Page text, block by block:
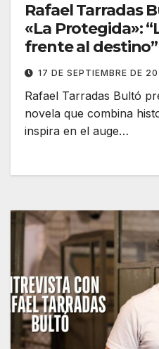
Rafael Tarradas
«La Protegida»:
frente al destino”
17 DE SEPTIEMBRE DE
Rafael Tarradas Bultó
novela que combina
inspira en el auge…